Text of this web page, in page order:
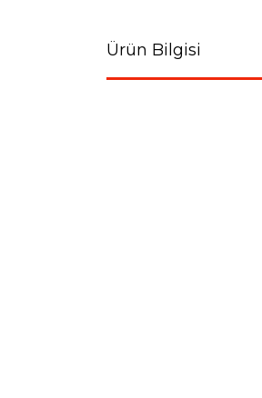
Ürün Bilgisi